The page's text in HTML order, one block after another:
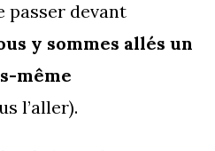
passer devant
y sommes allés un
même
l’aller).